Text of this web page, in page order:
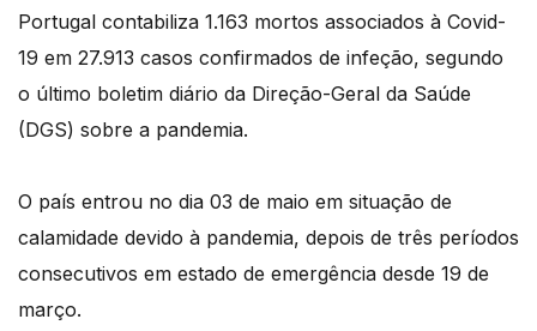
Portugal contabiliza 1.163 mortos associados à Covid-
19 em 27.913 casos confirmados de infeção, segundo
o último boletim diário da Direção-Geral da Saúde
(DGS) sobre a pandemia.
O país entrou no dia 03 de maio em situação de
calamidade devido à pandemia, depois de três períodos
consecutivos em estado de emergência desde 19 de
março.